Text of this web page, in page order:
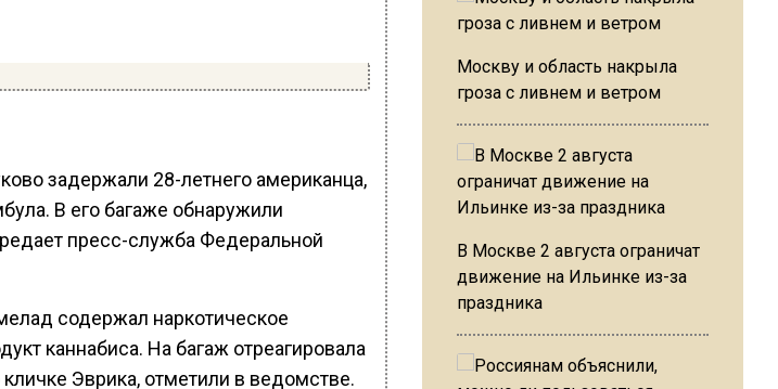
задержали 28-летнего американца,
В его багаже обнаружили
пресс-служба Федеральной
содержал наркотическое
каннабиса. На багаж отреагировала
Эврика, отметили в ведомстве.
Москву и область накрыла
гроза с ливнем и ветром
В Москве 2 августа ограничат
движение на Ильинке из-за
праздника